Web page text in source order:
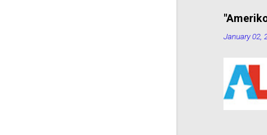
January 02,